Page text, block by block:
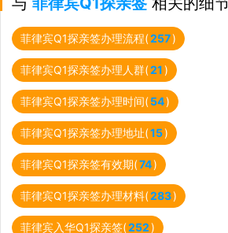
菲律宾Q1探亲签办理流程(257)
菲律宾Q1探亲签办理人群(21)
菲律宾Q1探亲签办理时间(54)
菲律宾Q1探亲签办理地址(15)
菲律宾Q1探亲签有效期(74)
菲律宾Q1探亲签办理材料(283)
菲律宾入华Q1探亲签(252)